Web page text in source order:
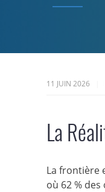
11 JUIN 2026
La
La frontière
où 62 %